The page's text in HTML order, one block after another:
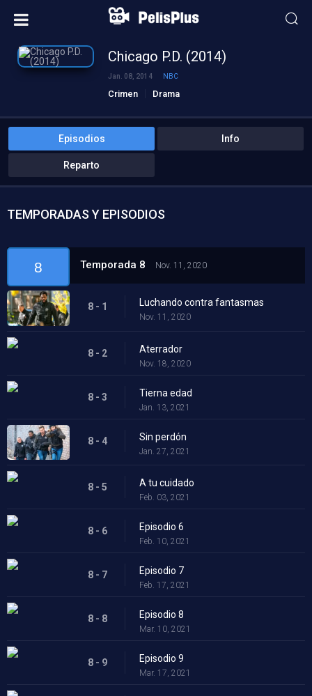
Chicago P.D. (2014)
Jan. 08, 2014 NBC
Crimen Drama
Episodios Info
Reparto
TEMPORADAS Y EPISODIOS
8 Temporada 8 Nov. 11, 2020
8 - 1 Luchando contra fantasmas
Nov. 11, 2020
8 - 2 Aterrador
Nov. 18, 2020
8 - 3 Tierna edad
Jan. 13, 2021
8 - 4 Sin perdón
Jan. 27, 2021
8 - 5 A tu cuidado
Feb. 03, 2021
8 - 6 Episodio 6
Feb. 10, 2021
8 - 7 Episodio 7
Feb. 17, 2021
8 - 8 Episodio 8
Mar. 10, 2021
8 - 9 Episodio 9
Mar. 17, 2021